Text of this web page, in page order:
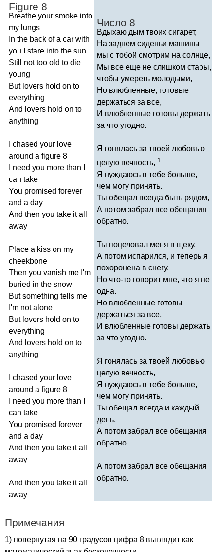
Figure 8
Breathe your smoke into
my lungs
In the back of a car with
you
stare into the sun
Still
not too old to die
young
But lovers hold on to
everything
And lovers hold on to
anything
chased your love
around a figure 8
need you more than
can take
You promised forever
and a day
And then you take it all
away
Place a kiss on my
cheekbone
Then you vanish me I'm
buried in the snow
But something tells me
I'm not alone
But lovers hold on to
everything
And lovers hold on to
anything
chased your love
around a figure 8
need you more than
can take
You promised forever
and a day
And then you take it all
away
And then you take it all
away
Число 8
Вдыхаю дым твоих сигарет,
На заднем сиденьи машины
мы с тобой смотрим на солнце,
Мы все еще не слишком стары,
чтобы умереть молодыми,
Но влюбленные, готовые
держаться за все,
И влюбленные готовы держать
за что угодно.
Я гонялась за твоей любовью
целую вечность, 1
Я нуждаюсь в тебе больше,
чем могу принять.
Ты обещал всегда быть рядом,
А потом забрал все обещания
обратно.
Ты поцеловал меня в щеку,
А потом испарился, и теперь я
похоронена в снегу.
Но что-то говорит мне, что я не
одна.
Но влюбленные готовы
держаться за все,
И влюбленные готовы держать
за что угодно.
Я гонялась за твоей любовью
целую вечность,
Я нуждаюсь в тебе больше,
чем могу принять.
Ты обещал всегда и каждый
день,
А потом забрал все обещания
обратно.
А потом забрал все обещания
обратно.
Примечания
1) повернутая на 90 градусов цифра 8 выглядит как